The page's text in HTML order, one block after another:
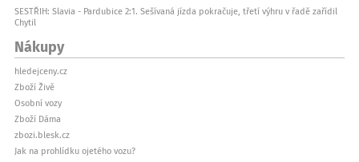
SESTŘIH: Slavia - Pardubice 2:1. Sešívaná jízda pokračuje, třetí výhru v řadě zařídil
Chytil
Nákupy
hledejceny.cz
Zboží Živě
Osobní vozy
Zboží Dáma
zbozi.blesk.cz
Jak na prohlídku ojetého vozu?